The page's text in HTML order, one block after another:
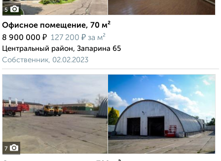
5
Офисное помещение, 70 м²
8 900 000 ₽ 127 200 ₽ за м²
Центральный район, Запарина 65
Собственник, 02.02.2023
7